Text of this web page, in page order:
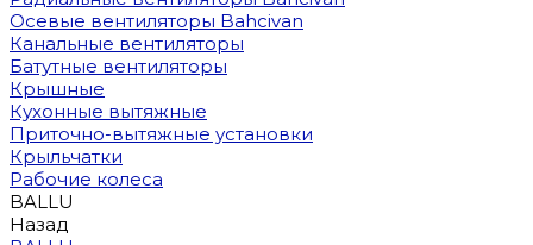
Осевые вентиляторы Bahcivan
Канальные вентиляторы
Батутные вентиляторы
Крышные
Кухонные вытяжные
Приточно-вытяжные установки
Крыльчатки
Рабочие колеса
BALLU
Назад